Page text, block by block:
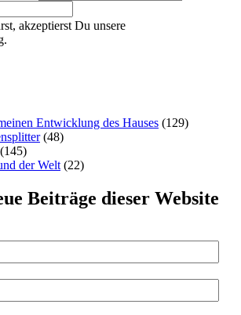
akzeptierst Du unsere
Entwicklung des Hauses (129)
(48)
(145)
der Welt (22)
Beiträge dieser Website